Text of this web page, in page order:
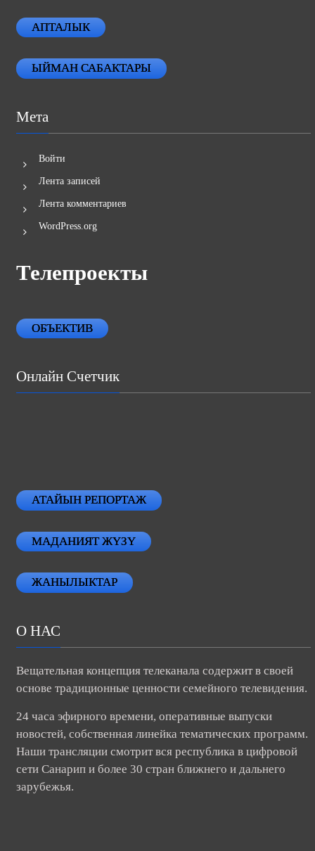
АПТАЛЫК
ЫЙМАН САБАКТАРЫ
Мета
Войти
Лента записей
Лента комментариев
WordPress.org
Телепроекты
ОБЪЕКТИВ
Онлайн Счетчик
АТАЙЫН РЕПОРТАЖ
МАДАНИЯТ ЖҮЗҮ
ЖАНЫЛЫКТАР
О НАС
Вещательная концепция телеканала содержит в своей
основе традиционные ценности семейного телевидения.
24 часа эфирного времени, оперативные выпуски
новостей, собственная линейка тематических программ.
Наши трансляции смотрит вся республика в цифровой
сети Санарип и более 30 стран ближнего и дальнего
зарубежья.